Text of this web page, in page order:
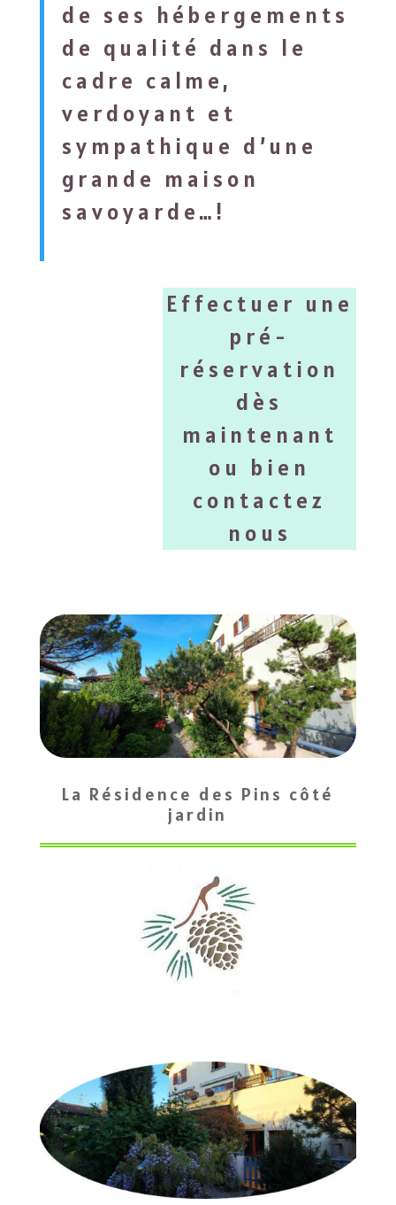
de ses hébergements
de qualité dans le
cadre calme,
verdoyant et
sympathique d’une
grande maison
savoyarde…!
Effectuer une
pré-
réservation
dès
maintenant
ou bien
contactez
nous
La Résidence des Pins côté
jardin